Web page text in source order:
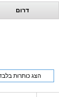
דרום
הצג כותרות